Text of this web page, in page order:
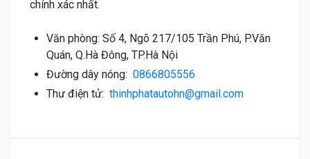
chính xác nhất.
Văn phòng: Số 4, Ngõ 217/105 Trần Phú, P.Văn
Quán, Q.Hà Đông, TP.Hà Nội
Đường dây nóng: 0866805556
Thư điện tử: thinhphatautohn@gmail.com